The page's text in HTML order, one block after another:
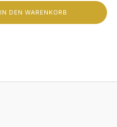
IN DEN WARENKORB